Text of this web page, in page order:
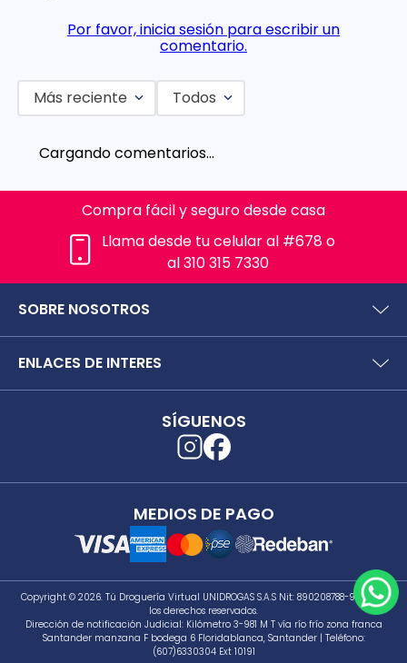
Por favor, inicia sesión para escribir un
comentario.
Más reciente Todos
Cargando comentarios…
Compra fácil y seguro desde casa
Llama desde tu celular al #678 o
al 310 315 7330
SOBRE NOSOTROS
Preguntas frecuentes
Políticas y términos de uso
Términos y condiciones puntos saludables
Separata digital
ENLACES DE INTERES
Secretaría de Salud de Antioquia
Unidrogas S.A.S.
Cómo hacer un pedido en TDV
SÍGUENOS
MEDIOS DE PAGO
Copyright © 2026. Tú Droguería Virtual UNIDROGAS S.A.S Nit: 890208788-9 |Todos
los derechos reservados.
Dirección de notificación Judicial: Kilómetro 3-981 M T vía río frío zona franca
Santander manzana F bodega 6 Floridablanca, Santander | Teléfono:
(607)6330304 Ext 10191